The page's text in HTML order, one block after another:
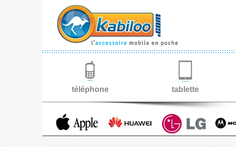
téléphone tablette